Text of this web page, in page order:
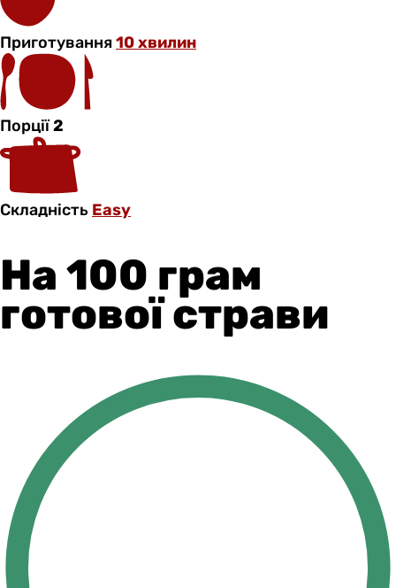
Приготування10 хвилин
Порції2
Складність Easy
На 100 грам
готової страви